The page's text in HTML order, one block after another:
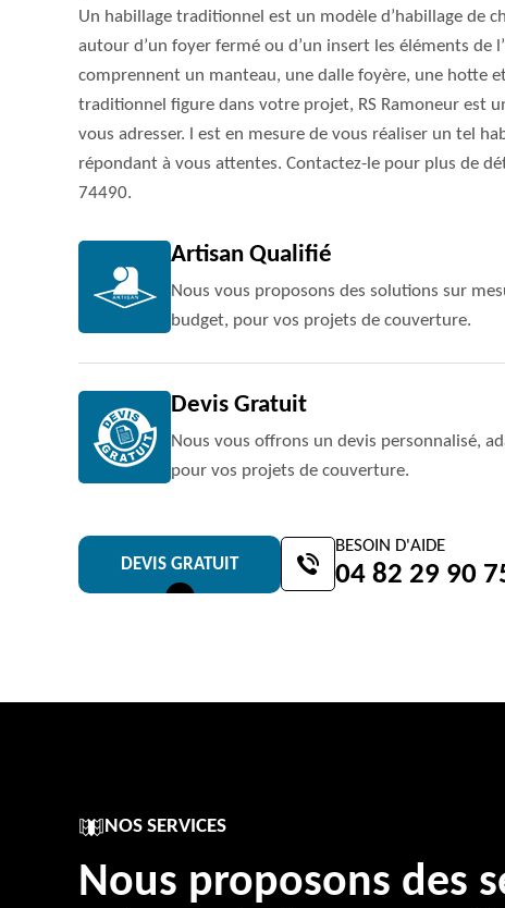
Un habillage traditionnel est un modèle d’habillage de
autour d’un foyer fermé ou d’un insert les éléments de
comprennent un manteau, une dalle foyère, une hotte
traditionnel figure dans votre projet, RS Ramoneur est
vous adresser. l est en mesure de vous réaliser un tel
répondant à vous attentes. Contactez-le pour plus de
74490.
Artisan Qualifié
Nous vous proposons des solutions sur
budget, pour vos projets de couverture.
Devis Gratuit
Nous vous offrons un devis personnalisé,
pour vos projets de couverture.
DEVIS GRATUIT
BESOIN D'AIDE
04 82 29 90
NOS SERVICES
Nous proposons des